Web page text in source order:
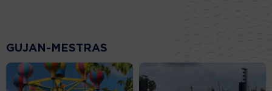
GUJAN-MESTRAS